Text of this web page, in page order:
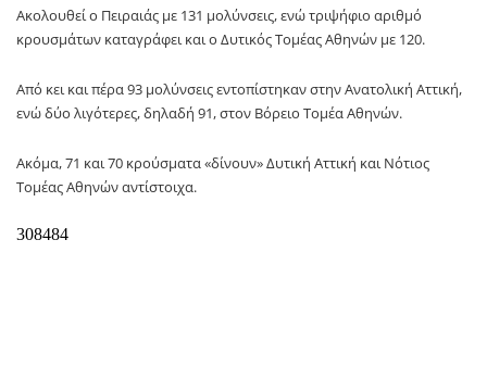
Ακολουθεί ο Πειραιάς με 131 μολύνσεις, ενώ τριψήφιο αριθμό
κρουσμάτων καταγράφει και ο Δυτικός Τομέας Αθηνών με 120.
Από κει και πέρα 93 μολύνσεις εντοπίστηκαν στην Ανατολική Αττική,
ενώ δύο λιγότερες, δηλαδή 91, στον Βόρειο Τομέα Αθηνών.
Ακόμα, 71 και 70 κρούσματα «δίνουν» Δυτική Αττική και Νότιος
Τομέας Αθηνών αντίστοιχα.